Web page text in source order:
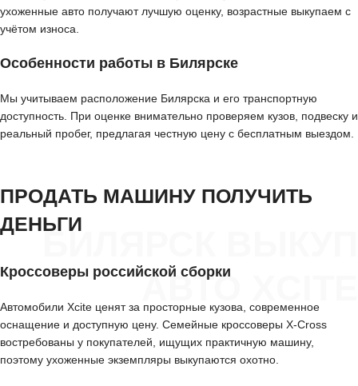
ухоженные авто получают лучшую оценку, возрастные выкупаем с
учётом износа.
Особенности работы в Билярске
Мы учитываем расположение Билярска и его транспортную
доступность. При оценке внимательно проверяем кузов, подвеску и
реальный пробег, предлагая честную цену с бесплатным выездом.
БИЛЯРСК ВЫКУП
АВТО XCITE
ПРОДАТЬ МАШИНУ ПОЛУЧИТЬ
ДЕНЬГИ
Кроссоверы российской сборки
Автомобили Xcite ценят за просторные кузова, современное
оснащение и доступную цену. Семейные кроссоверы X-Cross
востребованы у покупателей, ищущих практичную машину,
поэтому ухоженные экземпляры выкупаются охотно.